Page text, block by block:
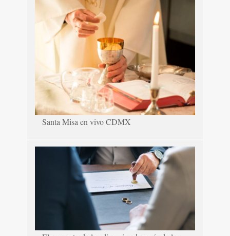
Santa Misa en vivo CDMX